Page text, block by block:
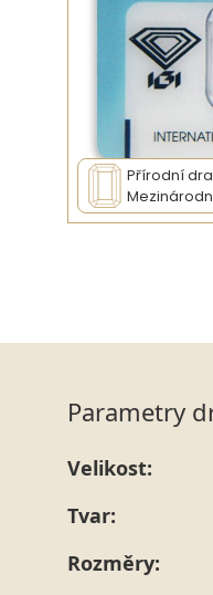
Přírodní
Parametry
Velikost:
Tvar:
Rozměry: